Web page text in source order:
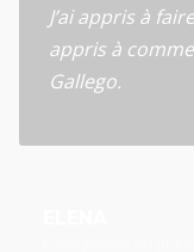
J’ai appris à
appris à
Gallego.